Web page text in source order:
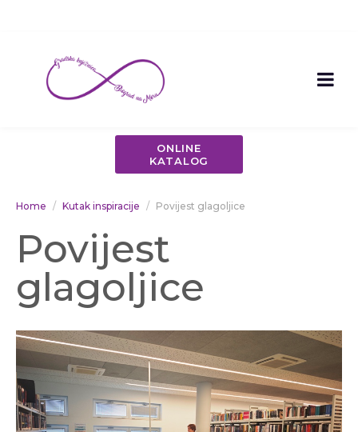
ONLINE
KATALOG
Home Kutak inspiracije Povijest glagoljice
Povijest
glagoljice